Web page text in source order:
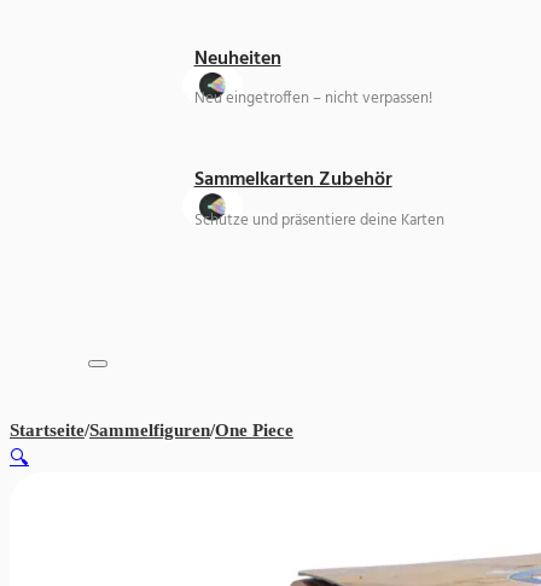
Neuheiten
Neu eingetroffen – nicht verpassen!
Sammelkarten Zubehör
Schütze und präsentiere deine Karten
Startseite/Sammelfiguren/One Piece
🔍